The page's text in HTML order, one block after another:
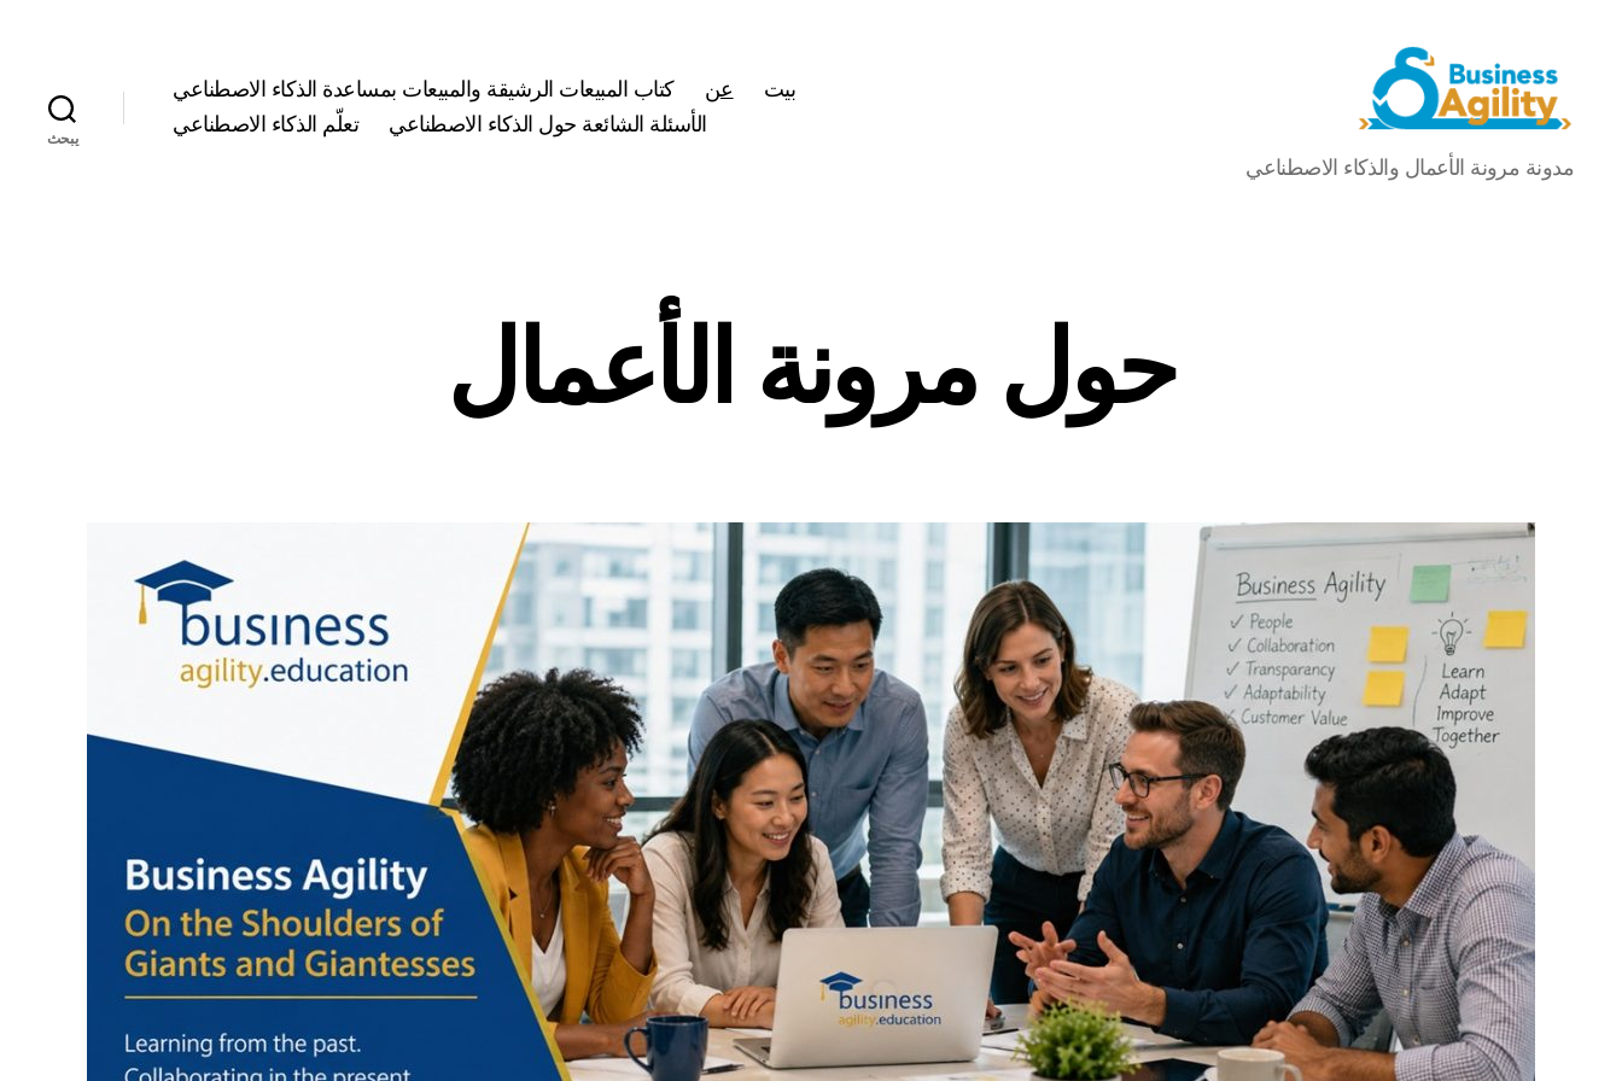
الأعمال+الذكاء
مدونة مرونة الأعمال والذكاء الاصطناعي
بيت عن
كتاب المبيعات الرشيقة والمبيعات بمساعدة الذكاء الاصطناعي
الأسئلة الشائعة حول الذكاء الاصطناعي
تعلّم الذكاء الاصطناعي
يبحث
حول مرونة الأعمال